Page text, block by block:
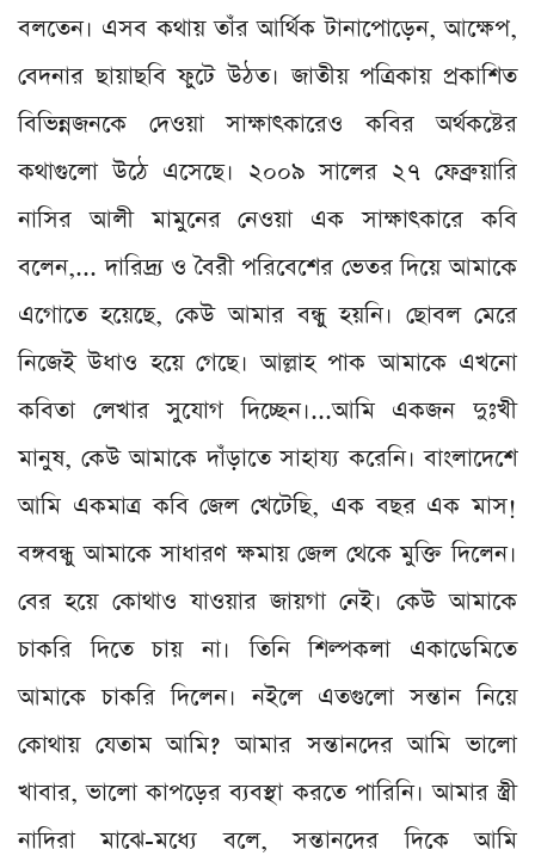
বলতেন। এসব কথায় তাঁর আর্থিক টানাপোড়েন, আক্ষেপ,
বেদনার ছায়াছবি ফুটে উঠত। জাতীয় পত্রিকায় প্রকাশিত
বিভিন্নজনকে দেওয়া সাক্ষাৎকারেও কবির অর্থকষ্টের
কথাগুলো উঠে এসেছে। ২০০৯ সালের ২৭ ফেব্রুয়ারি
নাসির আলী মামুনের নেওয়া এক সাক্ষাৎকারে কবি
বলেন,... দারিদ্র্য ও বৈরী পরিবেশের ভেতর দিয়ে আমাকে
এগোতে হয়েছে, কেউ আমার বন্ধু হয়নি। ছোবল মেরে
নিজেই উধাও হয়ে গেছে। আল্লাহ পাক আমাকে এখনো
কবিতা লেখার সুযোগ দিচ্ছেন।...আমি একজন দুঃখী
মানুষ, কেউ আমাকে দাঁড়াতে সাহায্য করেনি। বাংলাদেশে
আমি একমাত্র কবি জেল খেটেছি, এক বছর এক মাস!
বঙ্গবন্ধু আমাকে সাধারণ ক্ষমায় জেল থেকে মুক্তি দিলেন।
বের হয়ে কোথাও যাওয়ার জায়গা নেই। কেউ আমাকে
চাকরি দিতে চায় না। তিনি শিল্পকলা একাডেমিতে
আমাকে চাকরি দিলেন। নইলে এতগুলো সন্তান নিয়ে
কোথায় যেতাম আমি? আমার সন্তানদের আমি ভালো
খাবার, ভালো কাপড়ের ব্যবস্থা করতে পারিনি। আমার স্ত্রী
নাদিরা মাঝে-মধ্যে বলে, সন্তানদের দিকে আমি